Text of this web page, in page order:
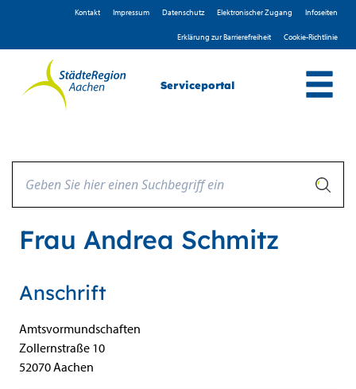
Zum Hauptinhalt springen
Zum Hauptinhalt
Kontakt Impressum D­atenschutz Elektronischer Zugang Infoseiten
Erklärung zur Barrierefreiheit Cookie-Richtlinie
Serviceportal
Frau Andrea Schmitz
Anschrift
Amtsvormundschaften
Zollernstraße 10
52070Aachen